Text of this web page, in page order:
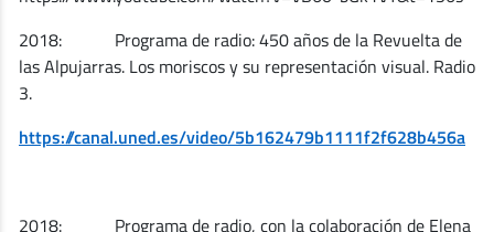
2018: Programa de radio: 450 años de la Revuelta de
las Alpujarras. Los moriscos y su representación visual. Radio
3.
https://canal.uned.es/video/5b162479b1111f2f628b456a
2018: Programa de radio, con la colaboración de Elena